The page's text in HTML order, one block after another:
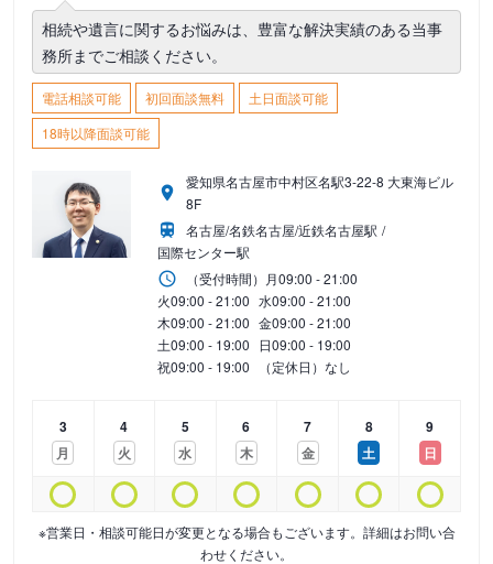
相続や遺言に関するお悩みは、豊富な解決実績のある当事
務所までご相談ください。
電話相談可能 初回面談無料
土日面談可能
18時以降面談可能
愛知県名古屋市中村区名駅3-22-8 大東海ビル
8F
名古屋/名鉄名古屋/近鉄名古屋駅
国際センター駅
（受付時間） 月09:00 - 21:00
火09:00 - 21:00 水09:00 - 21:00
木09:00 - 21:00 金09:00 - 21:00
土09:00 - 19:00 日09:00 - 19:00
祝09:00 - 19:00 （定休日）なし
3
月
4
火
5
水
6
木
7
金
8
土
9
日
※営業日・相談可能日が変更となる場合もございます。詳細はお問い合
わせください。